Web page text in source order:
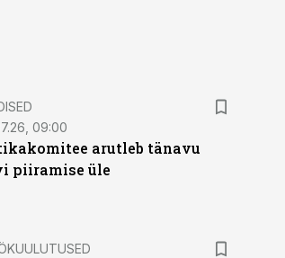
09:00
arutleb tänavu
piiramise üle